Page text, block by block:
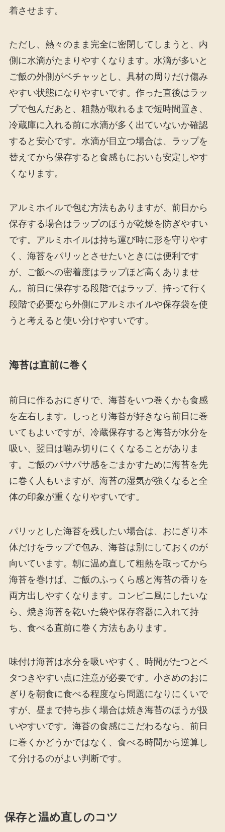
着させます。
ただし、熱々のまま完全に密閉してしまうと、内
側に水滴がたまりやすくなります。水滴が多いと
ご飯の外側がベチャッとし、具材の周りだけ傷み
やすい状態になりやすいです。作った直後はラッ
プで包んだあと、粗熱が取れるまで短時間置き、
冷蔵庫に入れる前に水滴が多く出ていないか確認
すると安心です。水滴が目立つ場合は、ラップを
替えてから保存すると食感もにおいも安定しやす
くなります。
アルミホイルで包む方法もありますが、前日から
保存する場合はラップのほうが乾燥を防ぎやすい
です。アルミホイルは持ち運び時に形を守りやす
く、海苔をパリッとさせたいときには便利です
が、ご飯への密着度はラップほど高くありませ
ん。前日に保存する段階ではラップ、持って行く
段階で必要なら外側にアルミホイルや保存袋を使
うと考えると使い分けやすいです。
海苔は直前に巻く
前日に作るおにぎりで、海苔をいつ巻くかも食感
を左右します。しっとり海苔が好きなら前日に巻
いてもよいですが、冷蔵保存すると海苔が水分を
吸い、翌日は噛み切りにくくなることがありま
す。ご飯のパサパサ感をごまかすために海苔を先
に巻く人もいますが、海苔の湿気が強くなると全
体の印象が重くなりやすいです。
パリッとした海苔を残したい場合は、おにぎり本
体だけをラップで包み、海苔は別にしておくのが
向いています。朝に温め直して粗熱を取ってから
海苔を巻けば、ご飯のふっくら感と海苔の香りを
両方出しやすくなります。コンビニ風にしたいな
ら、焼き海苔を乾いた袋や保存容器に入れて持
ち、食べる直前に巻く方法もあります。
味付け海苔は水分を吸いやすく、時間がたつとベ
タつきやすい点に注意が必要です。小さめのおに
ぎりを朝食に食べる程度なら問題になりにくいで
すが、昼まで持ち歩く場合は焼き海苔のほうが扱
いやすいです。海苔の食感にこだわるなら、前日
に巻くかどうかではなく、食べる時間から逆算し
て分けるのがよい判断です。
保存と温め直しのコツ